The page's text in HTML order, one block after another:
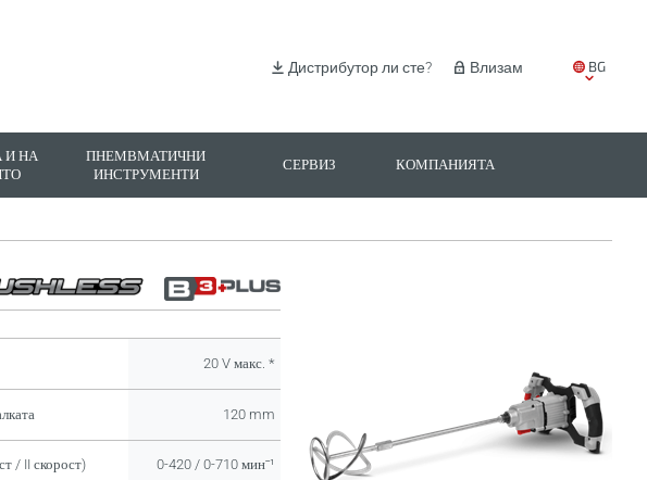
BG
Влизам
Дистрибутор ли сте?
И НА
ПНЕМВМАТИЧНИ
ИНСТРУМЕНТИ
СЕРВИЗ КОМПАНИЯТА
20 V макс. *
120 mm
/ II скорост) 0-420 / 0-710 минˉ¹